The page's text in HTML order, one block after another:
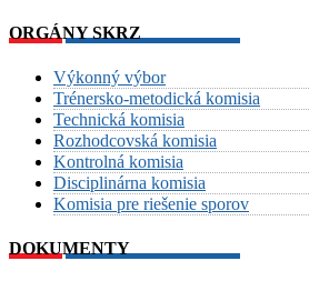
ORGÁNY SKRZ
Výkonný výbor
Trénersko-metodická komisia
Technická komisia
Rozhodcovská komisia
Kontrolná komisia
Disciplinárna komisia
Komisia pre riešenie sporov
DOKUMENTY